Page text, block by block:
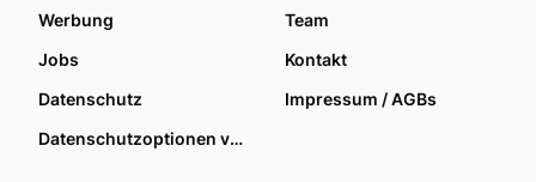
Werbung
Team
Jobs
Kontakt
Datenschutz
Impressum / AGBs
Datenschutzoptionen verwalten